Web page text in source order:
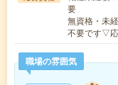
要
無資格・未
不要です▽
職場の雰囲気